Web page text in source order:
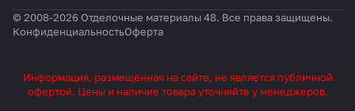
Продукция имеет сертификат
пожарной безопасности КМ2.
полов (за исключением
пленочных инфракрасных).
© 2008-2026 Отделочные материалы 48. Все права защищены.
КонфиденциальностьОферта
Информация, размещённая на сайте, не является публичной
офертой. Цены и наличие товара уточняйте у менеджеров.